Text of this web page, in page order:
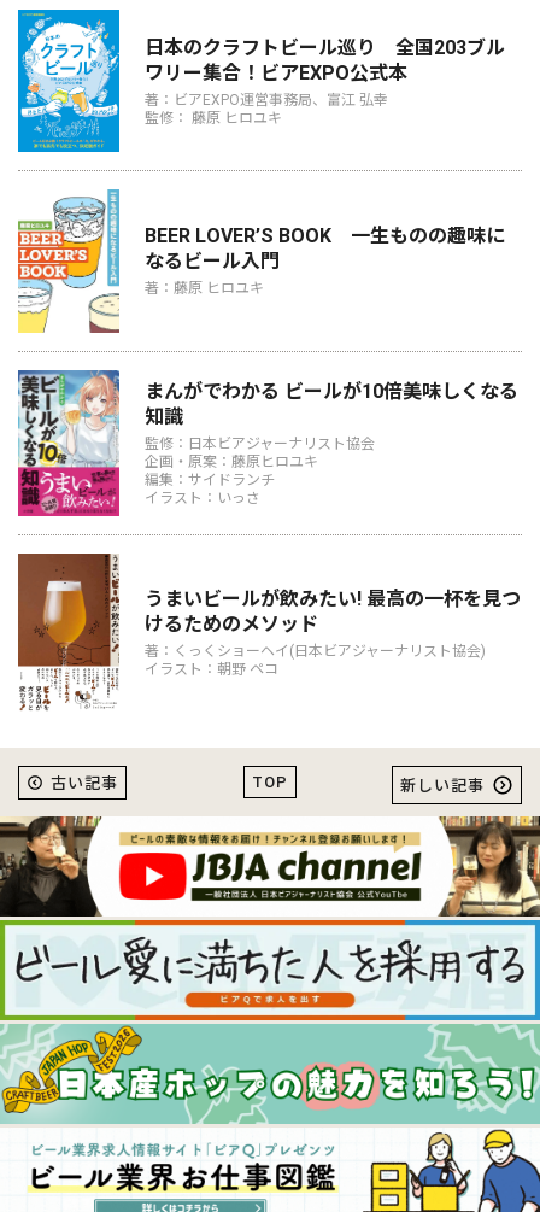
日本のクラフトビール巡り 全国203ブル
ワリー集合！ビアEXPO公式本
著：ビアEXPO運営事務局、富江 弘幸
監修： 藤原 ヒロユキ
BEER LOVER’S BOOK 一生ものの趣味に
なるビール入門
著：藤原 ヒロユキ
まんがでわかる ビールが10倍美味しくなる
知識
監修：日本ビアジャーナリスト協会
企画・原案：藤原ヒロユキ
編集：サイドランチ
イラスト：いっさ
うまいビールが飲みたい! 最高の一杯を見つ
けるためのメソッド
著：くっくショーヘイ(日本ビアジャーナリスト協会)
イラスト：朝野 ペコ
TOP
古い記事 新しい記事